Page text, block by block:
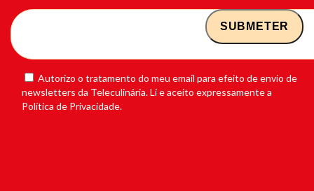
Autorizo o tratamento do meu email para efeito de envio de
newsletters da Teleculinária. Li e aceito expressamente a
Política de Privacidade.